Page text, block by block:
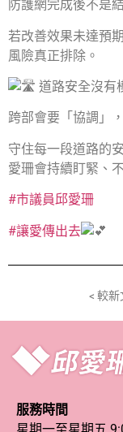
防護網完成後不是
若改善效果未達預
風險真正排除。
道路安全沒有
跨部會要「協調」
守住每一段道路的
愛珊會持續盯緊、
#市議員邱愛珊
#讓愛傳出去
< 較
服務時間